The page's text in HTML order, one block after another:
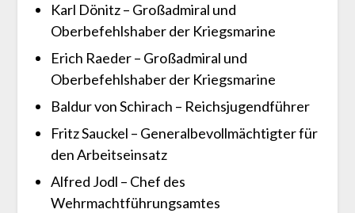
Karl Dönitz – Großadmiral und
Oberbefehlshaber der Kriegsmarine
Erich Raeder – Großadmiral und
Oberbefehlshaber der Kriegsmarine
Baldur von Schirach – Reichsjugendführer
Fritz Sauckel – Generalbevollmächtigter für
den Arbeitseinsatz
Alfred Jodl – Chef des
Wehrmachtführungsamtes